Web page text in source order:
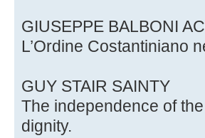
GIUSEPPE BALBONI
L’Ordine Costantiniano
GUY STAIR SAINTY
The independence of
dignity.